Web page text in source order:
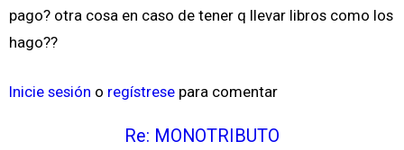
pago? otra cosa en caso de tener q llevar libros como los
hago??
Inicie sesión o regístrese para comentar
Re: MONOTRIBUTO